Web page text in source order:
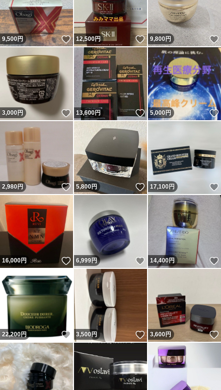
9,500円 いいね！
12,500円 いいね！
9,800円
3,000円 いいね！
13,600円 いいね！
5,000円
2,980円 いいね！
5,800円 いいね！
17,100円
16,000円 いいね！
6,999円 いいね！
14,400円
22,200円 いいね！
3,500円 いいね！
3,600円